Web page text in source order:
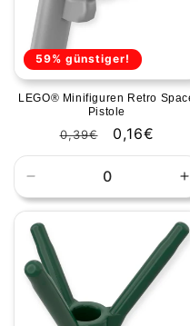
59% günstiger!
LEGO® Minifiguren Retro
Pistole
Normale
prijs
0,39€ 0,16€
verlagen
voor
Default
Title